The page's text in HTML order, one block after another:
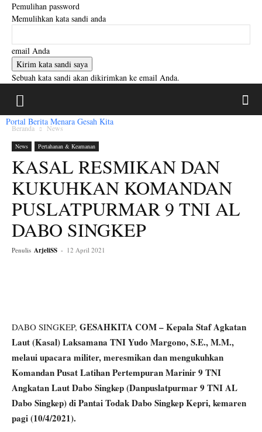
Pemulihan password
Memulihkan kata sandi anda
email Anda
Sebuah kata sandi akan dikirimkan ke email Anda.
Portal Berita Menara Gesah Kita
Beranda News
News Pertahanan & Keamanan
KASAL RESMIKAN DAN
KUKUHKAN KOMANDAN
PUSLATPURMAR 9 TNI AL
DABO SINGKEP
Penulis ArjeliSS - 12 April 2021
DABO SINGKEP, GESAHKITA COM – Kepala Staf Agkatan
Laut (Kasal) Laksamana TNI Yudo Margono, S.E., M.M.,
melaui upacara militer, meresmikan dan mengukuhkan
Komandan Pusat Latihan Pertempuran Marinir 9 TNI
Angkatan Laut Dabo Singkep (Danpuslatpurmar 9 TNI AL
Dabo Singkep) di Pantai Todak Dabo Singkep Kepri, kemaren
pagi (10/4/2021).